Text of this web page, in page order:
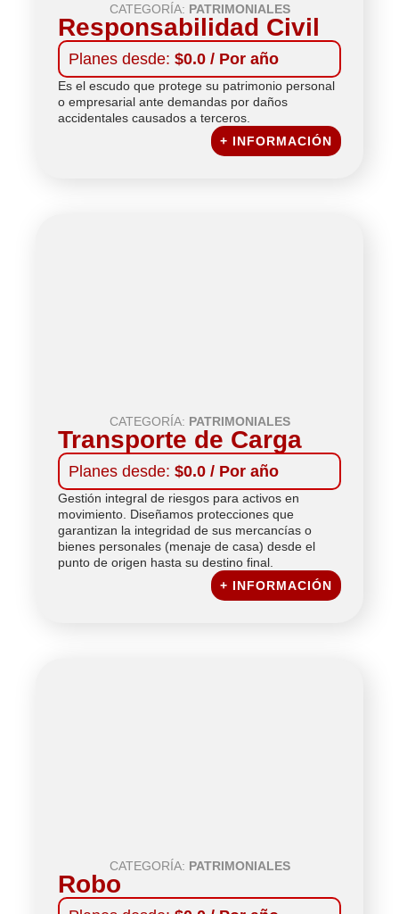
CATEGORÍA: PATRIMONIALES
Responsabilidad Civil
Planes desde: $0.0 / Por año
Es el escudo que protege su patrimonio personal
o empresarial ante demandas por daños
accidentales causados a terceros.
+ INFORMACIÓN
CATEGORÍA: PATRIMONIALES
Transporte de Carga
Planes desde: $0.0 / Por año
Gestión integral de riesgos para activos en
movimiento. Diseñamos protecciones que
garantizan la integridad de sus mercancías o
bienes personales (menaje de casa) desde el
punto de origen hasta su destino final.
+ INFORMACIÓN
CATEGORÍA: PATRIMONIALES
Robo